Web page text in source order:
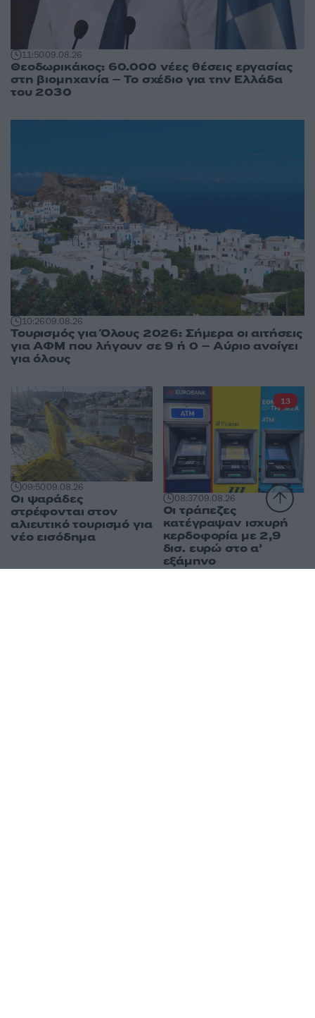
11:5009.08.26
Θεοδωρικάκος: 60.000 νέες θέσεις εργασίας
στη βιομηχανία – Το σχέδιο για την Ελλάδα
του 2030
10:2609.08.26
Τουρισμός για Όλους 2026: Σήμερα οι αιτήσεις
για ΑΦΜ που λήγουν σε 9 ή 0 – Αύριο ανοίγει
για όλους
09:5009.08.26
Οι ψαράδες
στρέφονται στον
αλιευτικό τουρισμό για
νέο εισόδημα
08:3709.08.26
Οι τράπεζες
κατέγραψαν ισχυρή
κερδοφορία με 2,9
δισ. ευρώ στο α’
εξάμηνο
13